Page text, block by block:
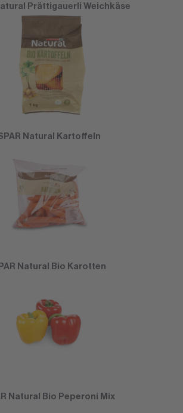
Prättigauerli Weichkäse
Natural Kartoffeln
Natural Bio Karotten
Natural Bio Peperoni Mix